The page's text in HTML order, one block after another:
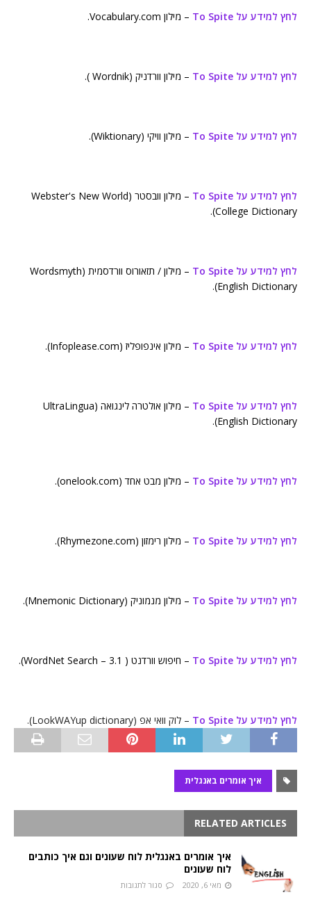
לחץ למידע על To Spite – מילון Vocabulary.com.
לחץ למידע על To Spite – מילון וורדניק (Wordnik ).
לחץ למידע על To Spite – מילון וויקי (Wiktionary).
לחץ למידע על To Spite
– מילון וובסטר (Webster's New World
College Dictionary).
לחץ למידע על To Spite
– מילון / תזאורוס וורדסמית (Wordsmyth
English Dictionary).
לחץ למידע על To Spite – מילון אינפופליז (Infoplease.com).
לחץ למידע על To Spite
– מילון אולטרה לינגואה (UltraLingua
English Dictionary).
לחץ למידע על To Spite – מילון מבט אחד (onelook.com).
לחץ למידע על To Spite – מילון רימזון (Rhymezone.com).
לחץ למידע על To Spite – מילון מנמוניק (Mnemonic Dictionary).
לחץ למידע על To Spite – חיפוש וורדנט ( WordNet Search – 3.1).
לחץ למידע על To Spite – לוק וואי אפ (LookWAYup dictionary).
איך אומרים באנגלית
RELATED ARTICLES
איך אומרים באנגלית לוח שעונים וגם איך כותבים
לוח שעונים
מאי 6, 2020 סגור לתגובות